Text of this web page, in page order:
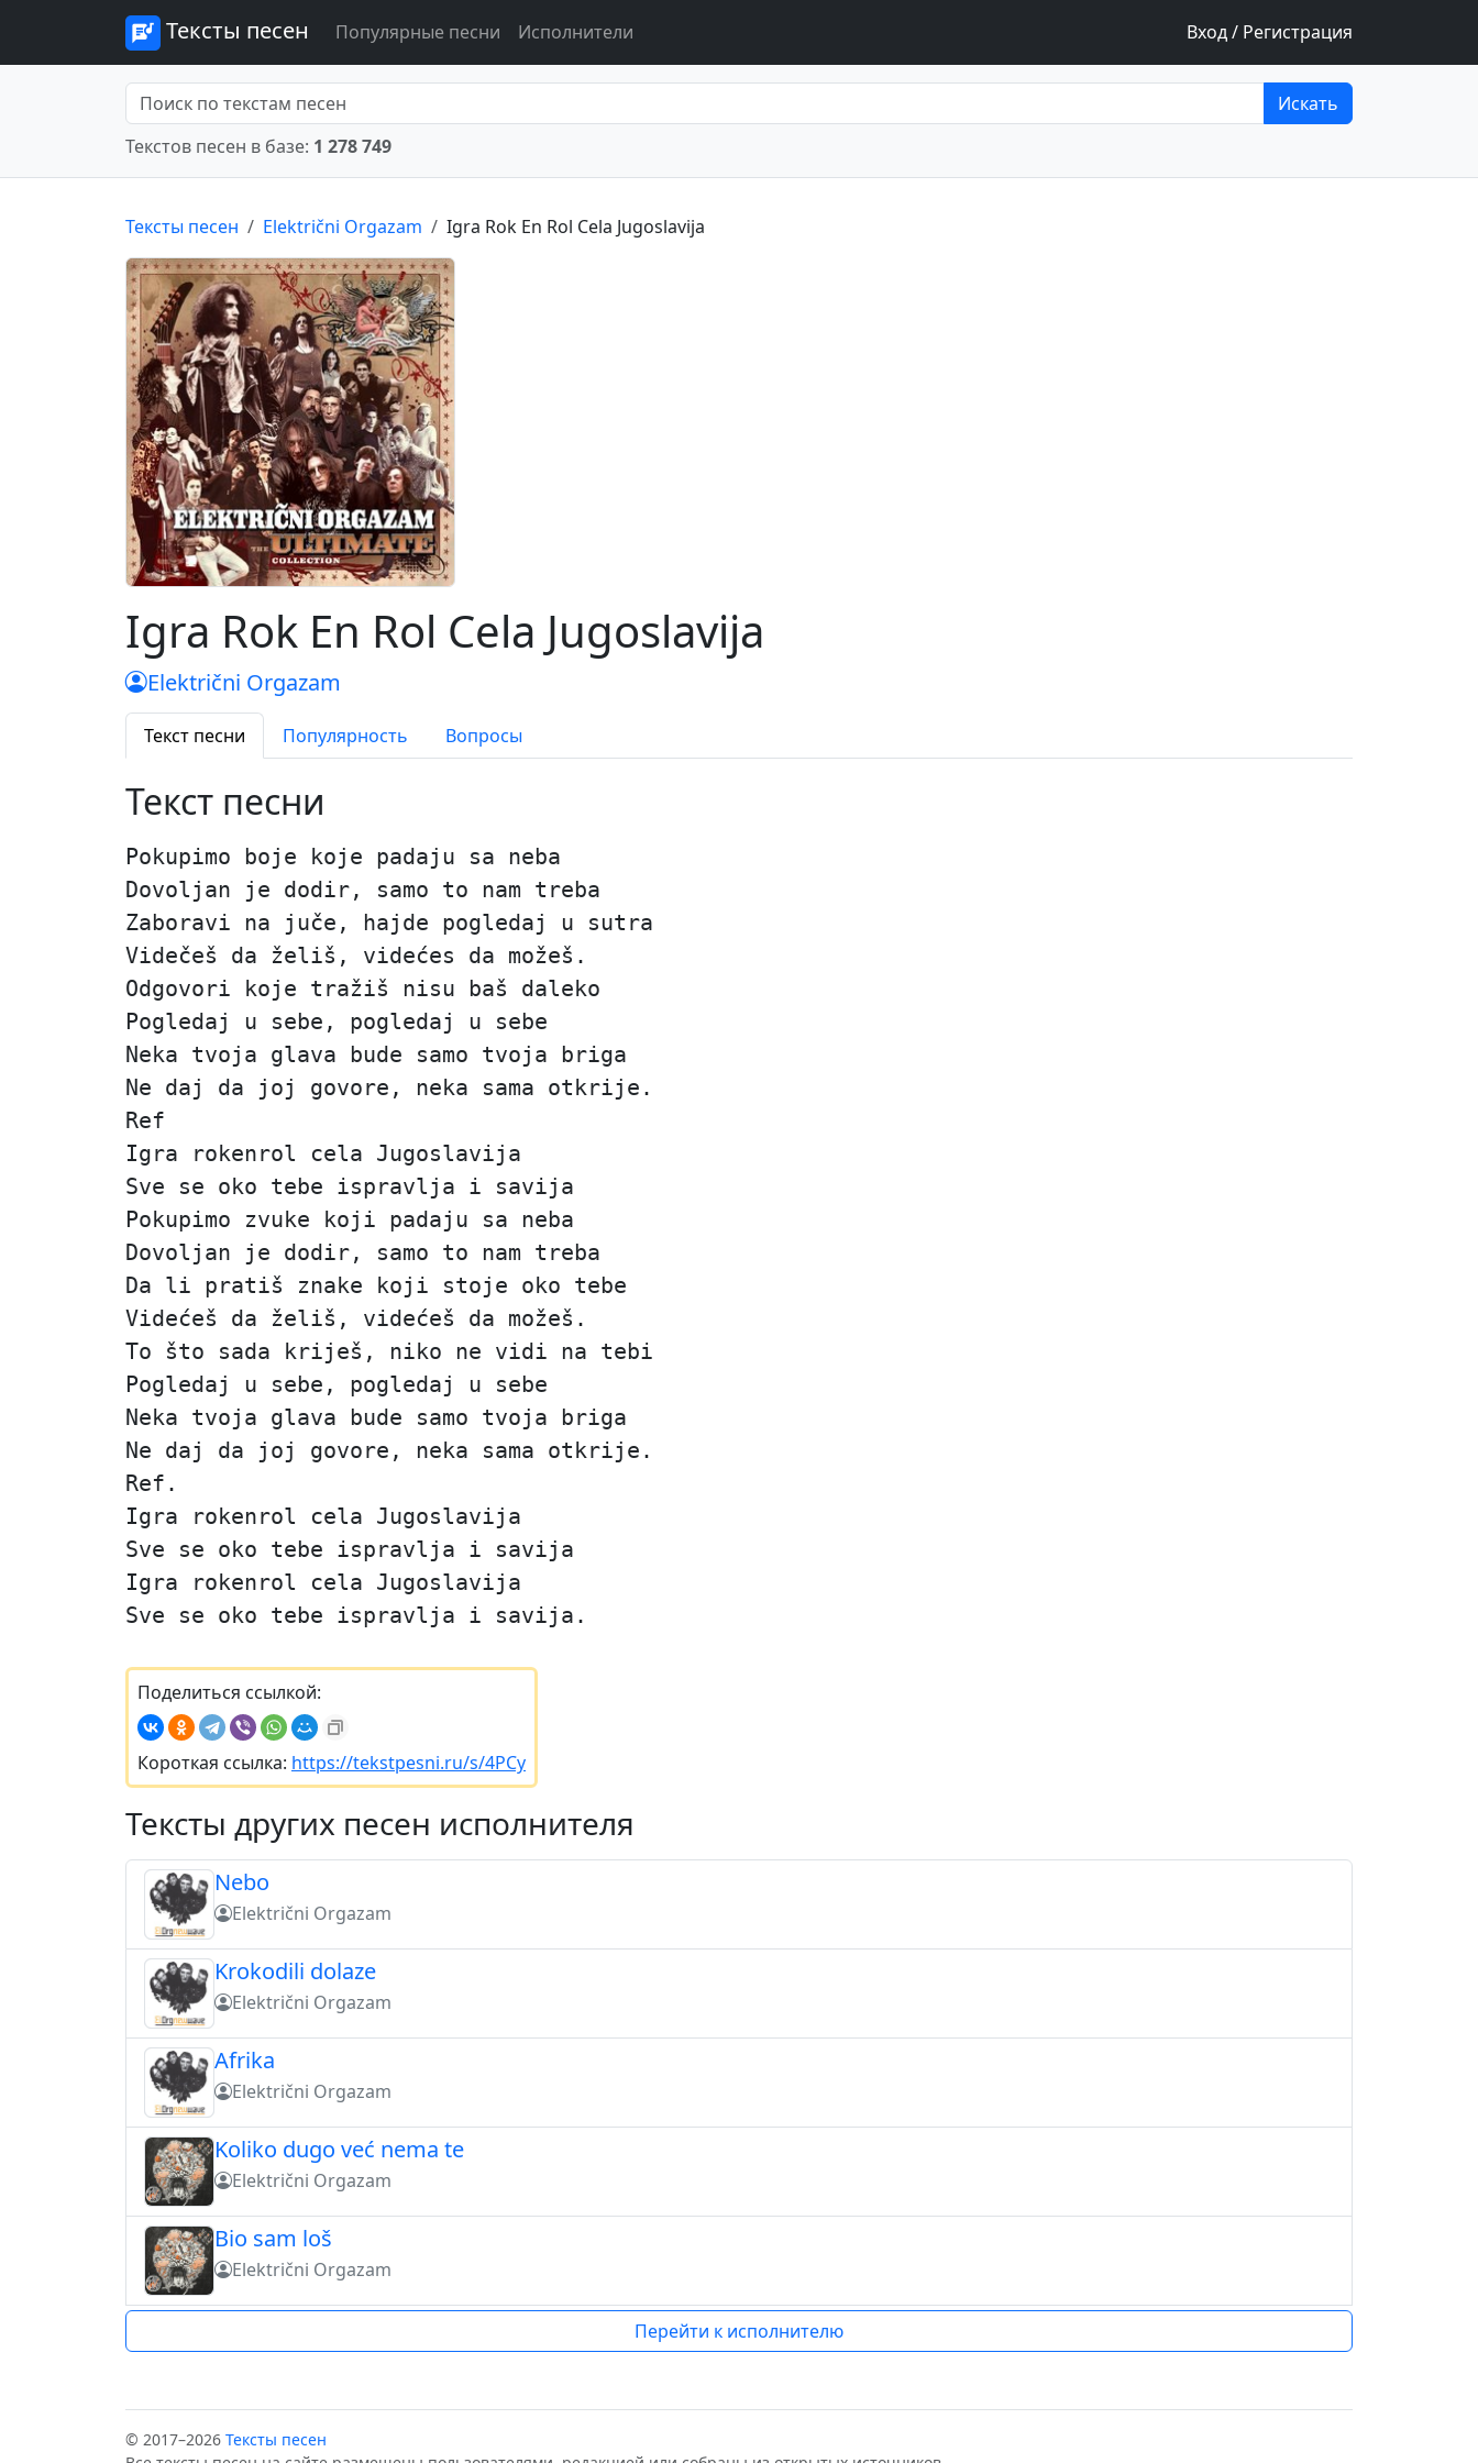
Тексты песен Популярные песни Исполнители Вход / Регистрация
Искать
Текстов песен в базе: 1 278 749
Тексты песен Električni Orgazam Igra Rok En Rol Cela Jugoslavija
Igra Rok En Rol Cela Jugoslavija
Električni Orgazam
Текст песни Популярность Вопросы
Текст песни
Pokupimo boje koje padaju sa neba
Dovoljan je dodir, samo to nam treba
Zaboravi na juče, hajde pogledaj u sutra
Videčeš da želiš, videćes da možeš.
Odgovori koje tražiš nisu baš daleko
Pogledaj u sebe, pogledaj u sebe
Neka tvoja glava bude samo tvoja briga
Ne daj da joj govore, neka sama otkrije.
Ref
Igra rokenrol cela Jugoslavija
Sve se oko tebe ispravlja i savija
Pokupimo zvuke koji padaju sa neba
Dovoljan je dodir, samo to nam treba
Da li pratiš znake koji stoje oko tebe
Videćeš da želiš, videćeš da možeš.
To što sada kriješ, niko ne vidi na tebi
Pogledaj u sebe, pogledaj u sebe
Neka tvoja glava bude samo tvoja briga
Ne daj da joj govore, neka sama otkrije.
Ref.
Igra rokenrol cela Jugoslavija
Sve se oko tebe ispravlja i savija
Igra rokenrol cela Jugoslavija
Sve se oko tebe ispravlja i savija.
Поделиться ссылкой:
Короткая ссылка: https://tekstpesni.ru/s/4PCy
Тексты других песен исполнителя
Nebo
Električni Orgazam
Krokodili dolaze
Električni Orgazam
Afrika
Električni Orgazam
Koliko dugo već nema te
Električni Orgazam
Bio sam loš
Električni Orgazam
Перейти к исполнителю
© 2017–2026 Тексты песен